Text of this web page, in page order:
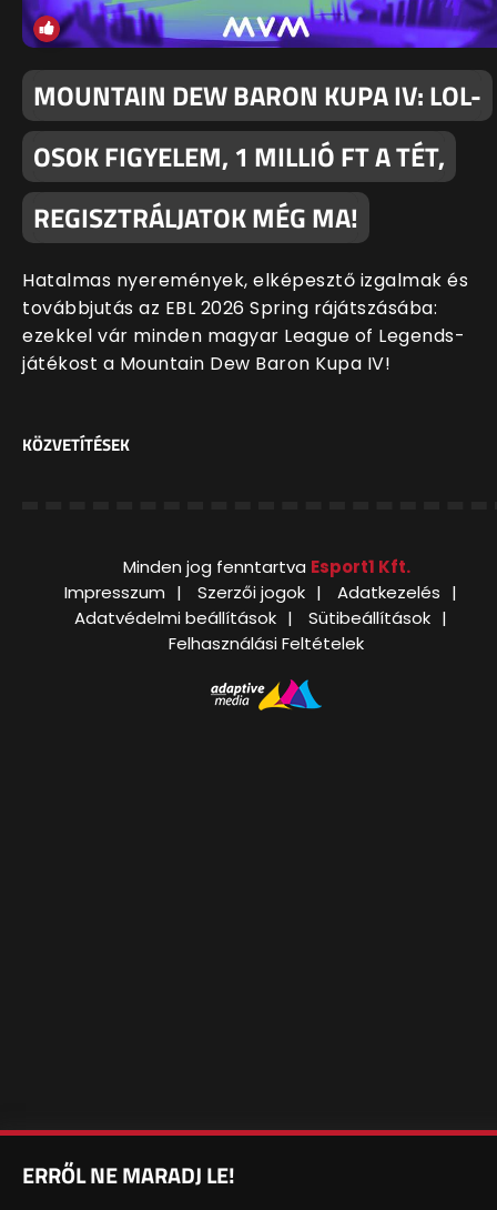
MOUNTAIN DEW BARON KUPA IV: LOL-
OSOK FIGYELEM, 1 MILLIÓ FT A TÉT,
REGISZTRÁLJATOK MÉG MA!
Hatalmas nyeremények, elképesztő izgalmak és
továbbjutás az EBL 2026 Spring rájátszásába:
ezekkel vár minden magyar League of Legends-
játékost a Mountain Dew Baron Kupa IV!
KÖZVETÍTÉSEK
Minden jog fenntartva Esport1 Kft.
Impresszum
Szerzői jogok
Adatkezelés
Adatvédelmi beállítások
Sütibeállítások
Felhasználási Feltételek
ERRŐL NE MARADJ LE!